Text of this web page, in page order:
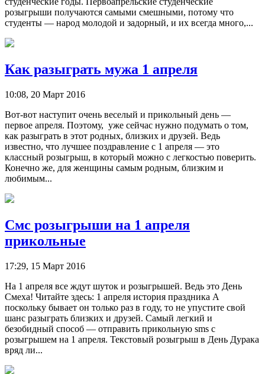
розыгрыши получаются самыми смешными, потому что
студенты — народ молодой и задорный, и их всегда много,...
Как разыграть мужа 1 апреля
10:08, 20 Март 2016
Вот-вот наступит очень веселый и прикольный день —
первое апреля. Поэтому, уже сейчас нужно подумать о том,
как разыграть в этот родных, близких и друзей. Ведь
известно, что лучшее поздравление с 1 апреля — это
классный розыгрыш, в который можно с легкостью поверить.
Конечно же, для женщины самым родным, близким и
любимым...
Смс розыгрыши на 1 апреля
прикольные
17:29, 15 Март 2016
На 1 апреля все ждут шуток и розыгрышей. Ведь это День
Смеха! Читайте здесь: 1 апреля история праздника А
поскольку бывает он только раз в году, то не упустите свой
шанс разыграть близких и друзей. Самый легкий и
безобидный способ — отправить прикольную sms с
розыгрышем на 1 апреля. Текстовый розыгрыш в День Дурака
вряд ли...